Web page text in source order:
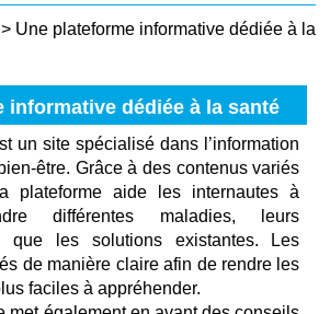
> Une plateforme informative dédiée à la
informative dédiée à la santé
un site spécialisé dans l’information
être. Grâce à des contenus variés
plateforme aide les internautes à
différentes maladies, leurs
que les solutions existantes. Les
de manière claire afin de rendre les
faciles à appréhender.